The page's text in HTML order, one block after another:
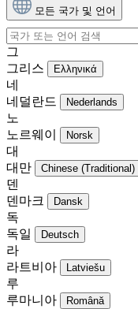
모든 국가 및 언어
그
그리스
Ελληνικά
네
네덜란드
Nederlands
노
노르웨이
Norsk
대
대만
Chinese (Traditional)
덴
덴마크
Dansk
독
독일
Deutsch
라
라트비아
Latviešu
루
루마니아
Română